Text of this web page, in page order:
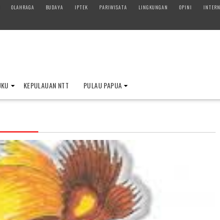
OLAHRAGA BUDAYA IPTEK PARIWISATA LINGKUNGAN OPINI
KEPULAUAN NTT PULAU PAPUA